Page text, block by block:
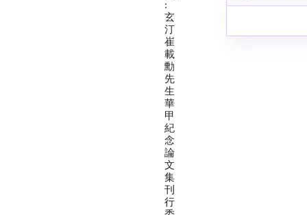
:
玄
汀
崔
載
勳
先
生
華
甲
紀
念
論
文
集
刊
行